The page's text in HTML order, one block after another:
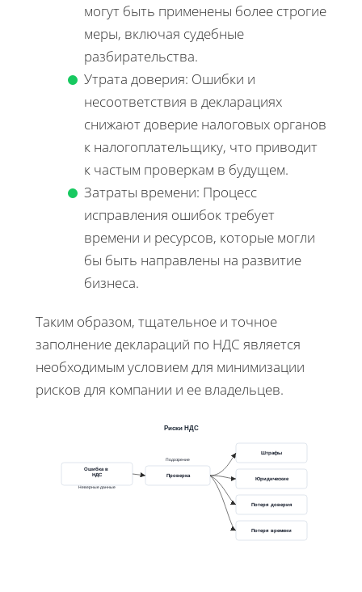
могут быть применены более строгие
меры, включая судебные
разбирательства.
Утрата доверия: Ошибки и
несоответствия в декларациях
снижают доверие налоговых органов
к налогоплательщику, что приводит
к частым проверкам в будущем.
Затраты времени: Процесс
исправления ошибок требует
времени и ресурсов, которые могли
бы быть направлены на развитие
бизнеса.
Таким образом, тщательное и точное
заполнение деклараций по НДС является
необходимым условием для минимизации
рисков для компании и ее владельцев.
Риски НДС
Ошибка в
НДС Проверка
Штрафы
Юридические
Потеря доверия
Потеря времени
Неверные данные
Подозрение